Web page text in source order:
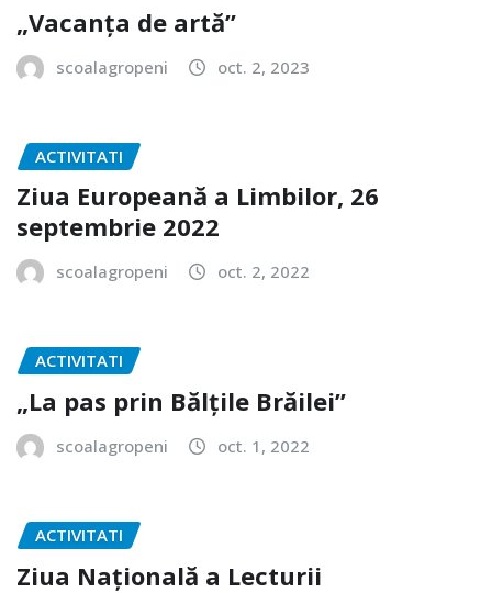
„Vacanța de artă”
scoalagropeni oct. 2, 2023
ACTIVITATI
Ziua Europeană a Limbilor, 26
septembrie 2022
scoalagropeni oct. 2, 2022
ACTIVITATI
„La pas prin Bălțile Brăilei”
scoalagropeni oct. 1, 2022
ACTIVITATI
Ziua Națională a Lecturii